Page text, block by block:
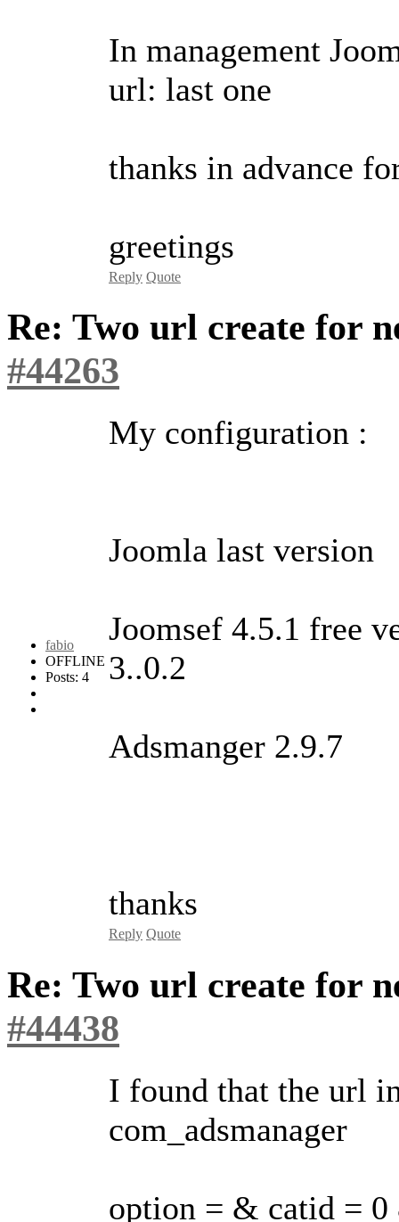
In management
url: last one
thanks in advance
greetings
Reply Quote
Re: Two url create for
#44263
fabio
OFFLINE
Posts: 4
My configuration :
Joomla last version
Joomsef 4.5.1 free
3..0.2
Adsmanger 2.9.7
thanks
Reply Quote
Re: Two url create for
#44438
I found that the url
com_adsmanager
option = & catid =